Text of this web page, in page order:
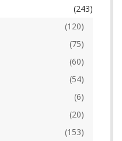
243
120
75
60
54
6
20
153